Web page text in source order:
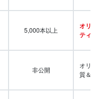
5,000本以上
オリ
ティ
非公開
オリ
質＆